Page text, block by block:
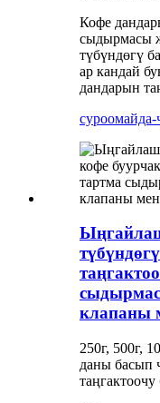
Кофе
сыдырмасы
түбүндөгү
ар кандай
дандарын
суроомайда-
клапаны
250г, 500г,
даны басып